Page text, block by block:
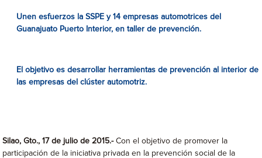
Unen esfuerzos la SSPE y 14 empresas automotrices del
Guanajuato Puerto Interior, en taller de prevención.
El objetivo es desarrollar herramientas de prevención al interior de
las empresas del clúster automotriz.
Silao, Gto., 17 de julio de 2015.-Con el objetivo de promover la
participación de la iniciativa privada en la prevención social de la